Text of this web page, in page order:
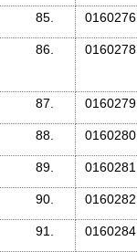
85. 0160276
86. 0160278
87. 0160279
88. 0160280
89. 0160281
90. 0160282
91. 0160284